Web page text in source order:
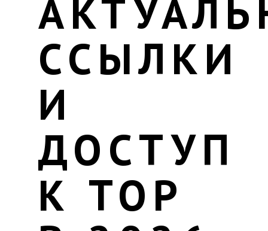
ССЫЛКИ
И
ДОСТУП
К ТОР